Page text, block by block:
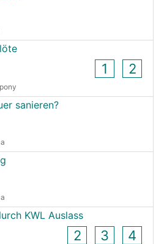
1 2
sanieren?
KWL Auslass
2 3 4